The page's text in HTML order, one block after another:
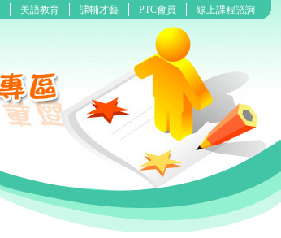
美語教育 課輔才藝 PTC會員 線上課程諮詢